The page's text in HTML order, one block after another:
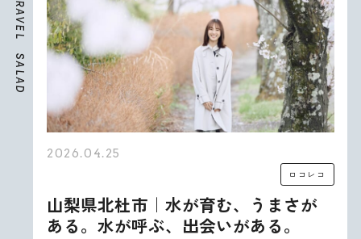
R
A
V
E
L
S
A
L
A
D
2026.04.25
ロコレコ
山梨県北杜市｜水が育む、うまさが
ある。水が呼ぶ、出会いがある。